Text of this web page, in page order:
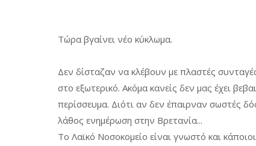
Τώρα βγαίνει νέο κύκλωμα.
Δεν δίσταζαν να κλέβουν με πλαστές
στο εξωτερικό. Ακόμα κανείς δεν μας έχει
περίσσευμα. Διότι αν δεν έπαιρναν σωστές
λάθος ενημέρωση στην Βρετανία...
Το Λαϊκό Νοσοκομείο είναι γνωστό και